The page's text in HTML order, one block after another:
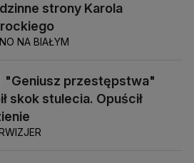
strony Karola
NA BIAŁYM
"Geniusz przestępstwa"
skok stulecia. Opuścił